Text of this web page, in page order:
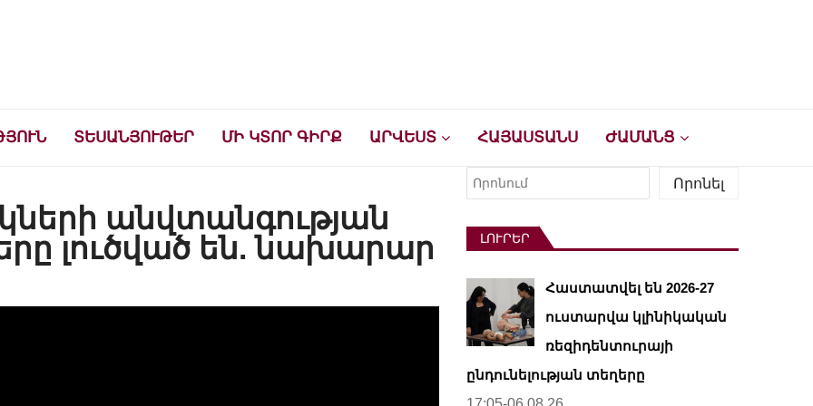
ՏԵՍԱՆՅՈՒԹԵՐ ՄԻ ԿՏՈՐ ԳԻՐՔ ԱՐՎԵՍՏ ՀԱՅԱՍՏԱՆՍ ԺԱՄԱՆՑ
անվտանգության
լուծված են. նախարար
Որոնել
Որոնել
ԼՈՒՐԵՐ
Հաստատվել են 2026-27
ուստարվա կլինիկական
ռեզիդենտուրայի
ընդունելության տեղերը